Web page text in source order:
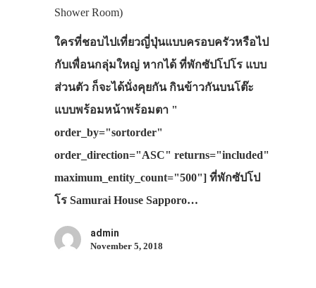
Shower Room)
ใครที่ชอบไปเที่ยวญี่ปุ่นแบบครอบครัวหรือไป
กับเพื่อนกลุ่มใหญ่ หากได้ ที่พักซัปโปโร แบบ
ส่วนตัว ก็จะได้นั่งคุยกัน กินข้าวกันบนโต๊ะ
แบบพร้อมหน้าพร้อมตา "
order_by="sortorder"
order_direction="ASC" returns="included"
maximum_entity_count="500"] ที่พักซัปโป
โร Samurai House Sapporo…
admin
November 5, 2018